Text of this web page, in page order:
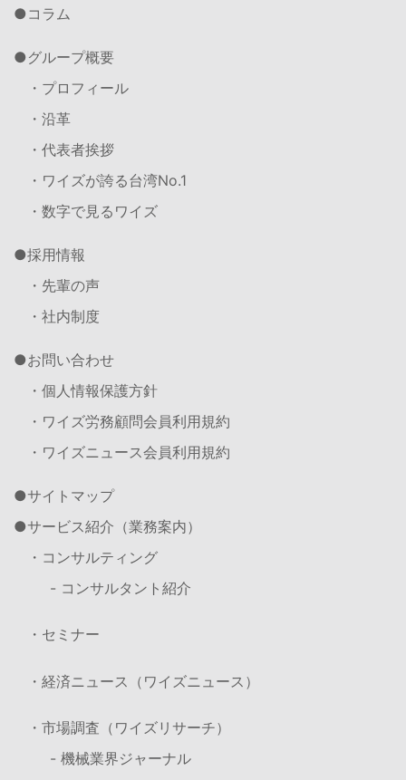
コラム
グループ概要
・プロフィール
・沿革
・代表者挨拶
・ワイズが誇る台湾No.1
・数字で見るワイズ
採用情報
・先輩の声
・社内制度
お問い合わせ
・個人情報保護方針
・ワイズ労務顧問会員利用規約
・ワイズニュース会員利用規約
サイトマップ
サービス紹介（業務案内）
・コンサルティング
- コンサルタント紹介
・セミナー
・経済ニュース（ワイズニュース）
・市場調査（ワイズリサーチ）
- 機械業界ジャーナル